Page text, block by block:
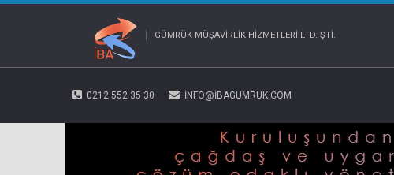
GÜMRÜK MÜŞAVIRLIK HIZMETLERI LTD. ŞTI.
0212 552 35 30 INFO@IBAGUMRUK.COM